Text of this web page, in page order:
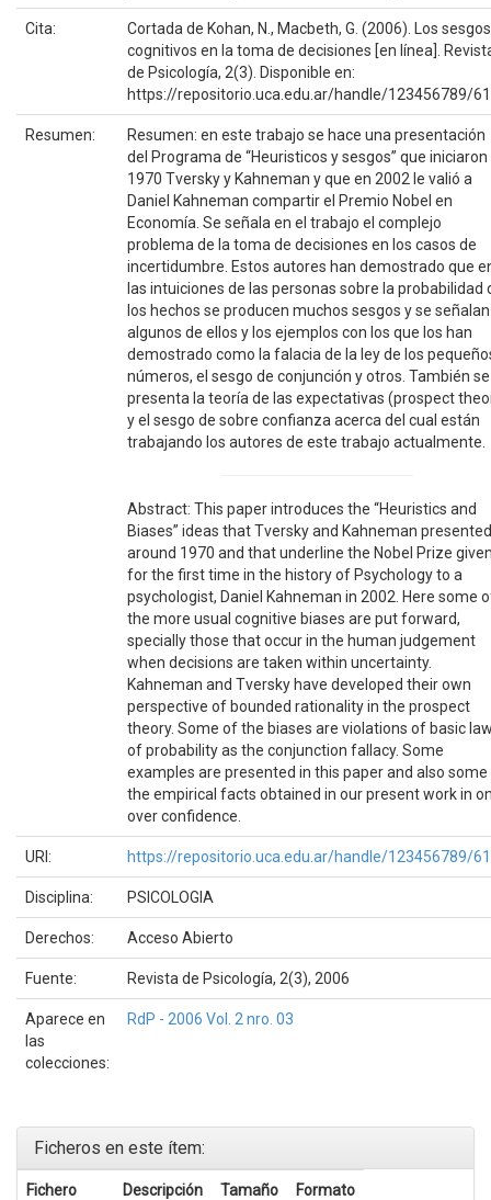
Cita:
Cortada de Kohan, N., Macbeth, G. (2006). Los sesgos
cognitivos en la toma de decisiones [en línea].
de Psicología, 2(3). Disponible en:
https://repositorio.uca.edu.ar/handle/123456789/
Resumen:
Resumen: en este trabajo se hace una presentación
del Programa de “Heuristicos y sesgos” que iniciaron
1970 Tversky y Kahneman y que en 2002 le valió a
Daniel Kahneman compartir el Premio Nobel en
Economía. Se señala en el trabajo el complejo
problema de la toma de decisiones en los casos de
incertidumbre. Estos autores han demostrado que
las intuiciones de las personas sobre la probabilidad
los hechos se producen muchos sesgos y se señalan
algunos de ellos y los ejemplos con los que los han
demostrado como la falacia de la ley de los
números, el sesgo de conjunción y otros. También se
presenta la teoría de las expectativas (prospect
y el sesgo de sobre confianza acerca del cual están
trabajando los autores de este trabajo actualmente.
Abstract: This paper introduces the “Heuristics and
Biases” ideas that Tversky and Kahneman presented
around 1970 and that underline the Nobel Prize
for the first time in the history of Psychology to a
psychologist, Daniel Kahneman in 2002. Here some
the more usual cognitive biases are put forward,
specially those that occur in the human judgement
when decisions are taken within uncertainty.
Kahneman and Tversky have developed their own
perspective of bounded rationality in the prospect
theory. Some of the biases are violations of basic
of probability as the conjunction fallacy. Some
examples are presented in this paper and also
the empirical facts obtained in our present work in
over confidence.
URI: https://repositorio.uca.edu.ar/handle/123456789/
Disciplina: PSICOLOGIA
Derechos: Acceso Abierto
Fuente: Revista de Psicología, 2(3), 2006
Aparece en
las
colecciones:
RdP - 2006 Vol. 2 nro. 03
Ficheros en este ítem:
Fichero Descripción Tamaño Formato